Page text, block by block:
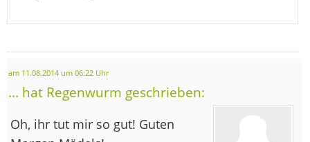
am 11.08.2014 um 06:22 Uhr
... hat Regenwurm geschrieben:
Oh, ihr tut mir so gut! Guten